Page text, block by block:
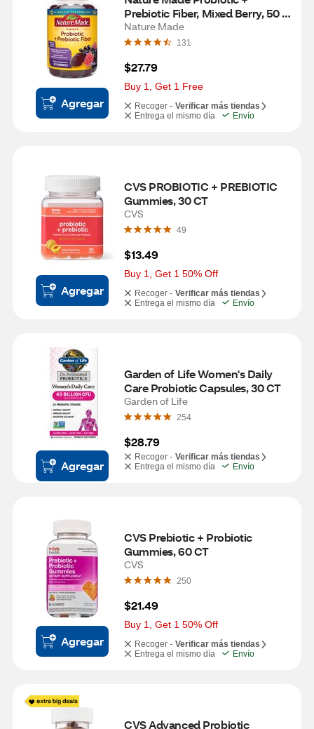
Agregar
Prebiotic Fiber, Mixed Berry, 50
CT
Nature Made
131
$27.79
Buy 1, Get 1 Free
Recoger - Verificar más tiendas
Entrega el mismo día
Envío
Agregar
CVS PROBIOTIC + PREBIOTIC
Gummies, 30 CT
CVS
49
$13.49
Buy 1, Get 1 50% Off
Recoger - Verificar más tiendas
Entrega el mismo día
Envío
Agregar
Garden of Life Women's Daily
Care Probiotic Capsules, 30 CT
Garden of Life
254
$28.79
Recoger - Verificar más tiendas
Entrega el mismo día
Envío
Agregar
CVS Prebiotic + Probiotic
Gummies, 60 CT
CVS
250
$21.49
Buy 1, Get 1 50% Off
Recoger - Verificar más tiendas
Entrega el mismo día
Envío
CVS Advanced Probiotic